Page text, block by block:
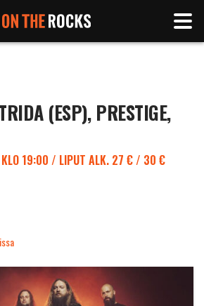
(ESP), PRESTIGE,
19:00 / LIPUT ALK. 27 € / 30 €